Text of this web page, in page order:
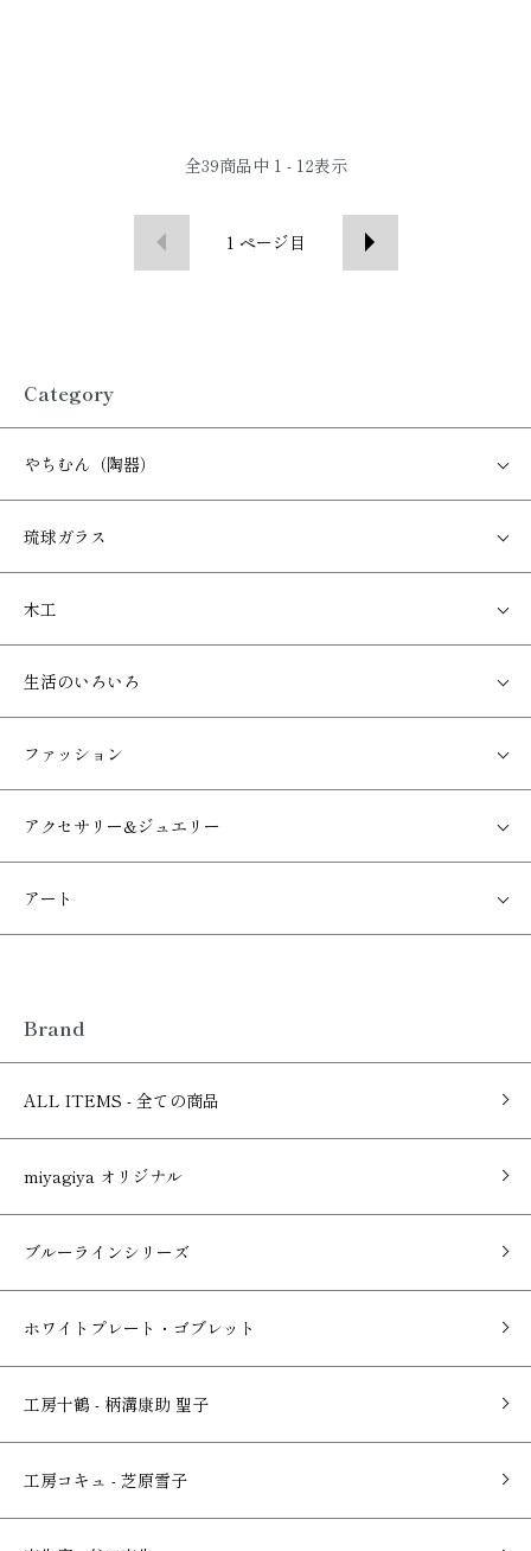
全39商品中 1 - 12表示
1 ページ目
Category
やちむん（陶器）
琉球ガラス
木工
生活のいろいろ
ファッション
アクセサリー&ジュエリー
アート
Brand
ALL ITEMS - 全ての商品
miyagiya オリジナル
ブルーラインシリーズ
ホワイトプレート・ゴブレット
工房十鶴 - 柄溝康助 聖子
工房コキュ - 芝原雪子